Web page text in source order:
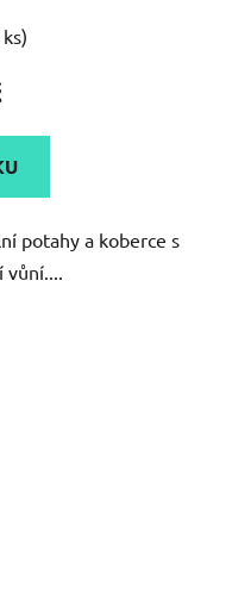
potahy a koberce s